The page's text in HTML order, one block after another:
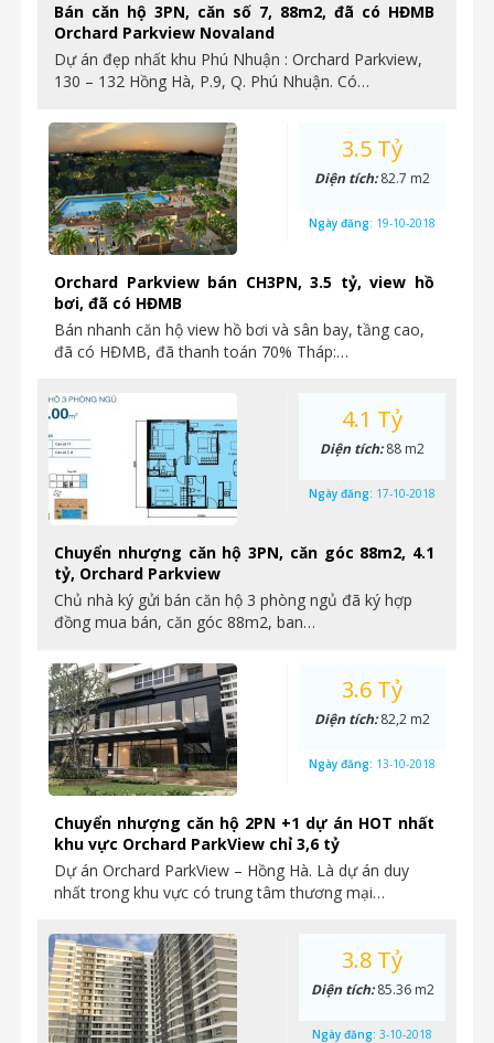
Bán căn hộ 3PN, căn số 7, 88m2, đã có HĐMB
Orchard Parkview Novaland
Dự án đẹp nhất khu Phú Nhuận : Orchard Parkview,
130 – 132 Hồng Hà, P.9, Q. Phú Nhuận. Có…
Orchard Parkview bán CH3PN, 3.5 tỷ, view hồ
bơi, đã có HĐMB
Bán nhanh căn hộ view hồ bơi và sân bay, tầng cao,
đã có HĐMB, đã thanh toán 70% Tháp:…
3.5 Tỷ
Diện tích:82.7 m2
Ngày đăng: 19-10-2018
Chuyển nhượng căn hộ 3PN, căn góc 88m2, 4.1
tỷ, Orchard Parkview
Chủ nhà ký gửi bán căn hộ 3 phòng ngủ đã ký hợp
đồng mua bán, căn góc 88m2, ban…
4.1 Tỷ
Diện tích:88 m2
Ngày đăng: 17-10-2018
Chuyển nhượng căn hộ 2PN +1 dự án HOT nhất
khu vực Orchard ParkView chỉ 3,6 tỷ
Dự án Orchard ParkView – Hồng Hà. Là dự án duy
nhất trong khu vực có trung tâm thương mại…
3.6 Tỷ
Diện tích:82,2 m2
Ngày đăng: 13-10-2018
3.8 Tỷ
Diện tích:85.36 m2
Ngày đăng: 3-10-2018